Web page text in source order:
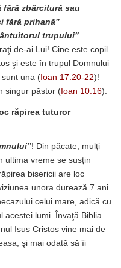
fără zbârcitură sau
fără prihană”
trupului”
de-ai Lui! Cine este copil
şi este în trupul Domnului
sunt una ( Ioan 17:20-22)!
singur păstor ( Ioan 10:16).
răpirea tuturor
! Din păcate, mulţi
ultima vreme se susţin
bisericii are loc
unora durează 7 ani.
celui mare, adică cu
acestei lumi. Învaţă Biblia
Isus Cristos vine mai de
şi mai odată să îi